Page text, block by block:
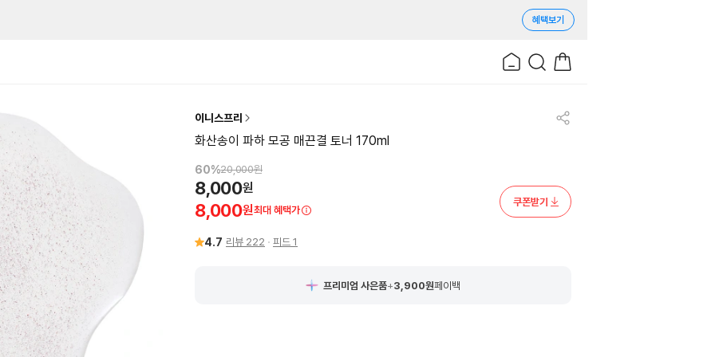
혜택보기
이니스프리
화산송이 파하 모공 매끈결 토너 170ml
60%20,000원
8,000원
8,000원최대 혜택가
쿠폰받기
4.7 리뷰 222 피드 1
프리미엄 사은품+3,900원페이백